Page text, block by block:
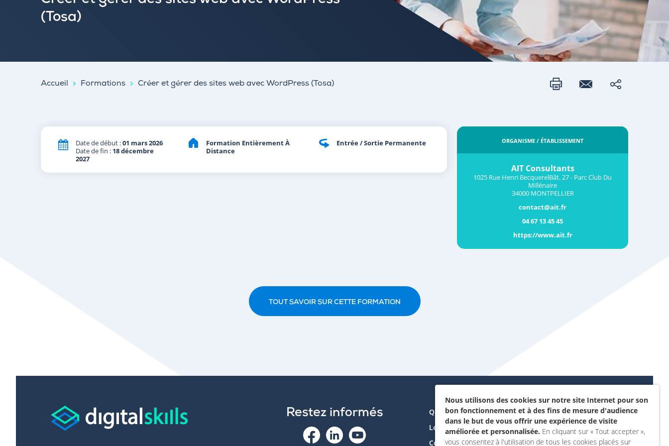
(Tosa)
Accueil Formations Créer et gérer des sites web avec WordPress (Tosa)
Date de début :01 mars 2026
Date de fin : 18 décembre
2027
Formation Entièrement À
Distance
Entrée / Sortie Permanente ORGANISME / ÉTABLISSEMENT
AIT Consultants
1025 Rue Henri BecquerelBât. 27 - Parc Club Du
Millénaire
34000 MONTPELLIER
contact@ait.fr
04 67 13 45 45
https://www.ait.fr
TOUT SAVOIR SUR CETTE FORMATION
Restez informés
Qui sommes-nous ?
Le projet
Contactez-nous
Données personnelles et
cookies
Accessibilité : non
Nous utilisons des cookies sur notre site Internet pour son
bon fonctionnement et à des fins de mesure d'audience
dans le but de vous offrir une expérience de visite
améliorée et personnalisée. En cliquant sur « Tout accepter »,
vous consentez à l'utilisation de tous les cookies placés sur